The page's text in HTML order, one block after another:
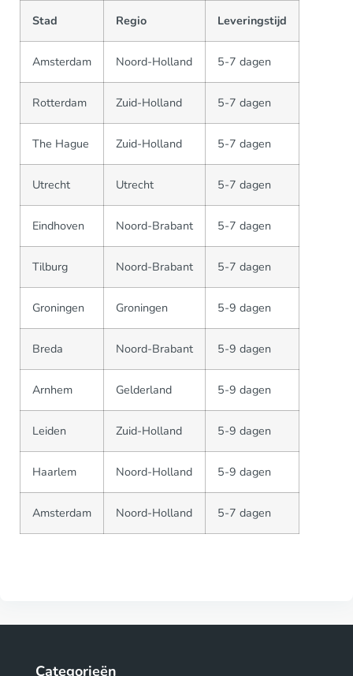
Stad Regio Leveringstijd
Amsterdam Noord-Holland 5-7 dagen
Rotterdam Zuid-Holland 5-7 dagen
The Hague Zuid-Holland 5-7 dagen
Utrecht Utrecht 5-7 dagen
Eindhoven Noord-Brabant 5-7 dagen
Tilburg Noord-Brabant 5-7 dagen
Groningen Groningen 5-9 dagen
Breda Noord-Brabant 5-9 dagen
Arnhem Gelderland 5-9 dagen
Leiden Zuid-Holland 5-9 dagen
Haarlem Noord-Holland 5-9 dagen
Amsterdam Noord-Holland 5-7 dagen
Categorieën